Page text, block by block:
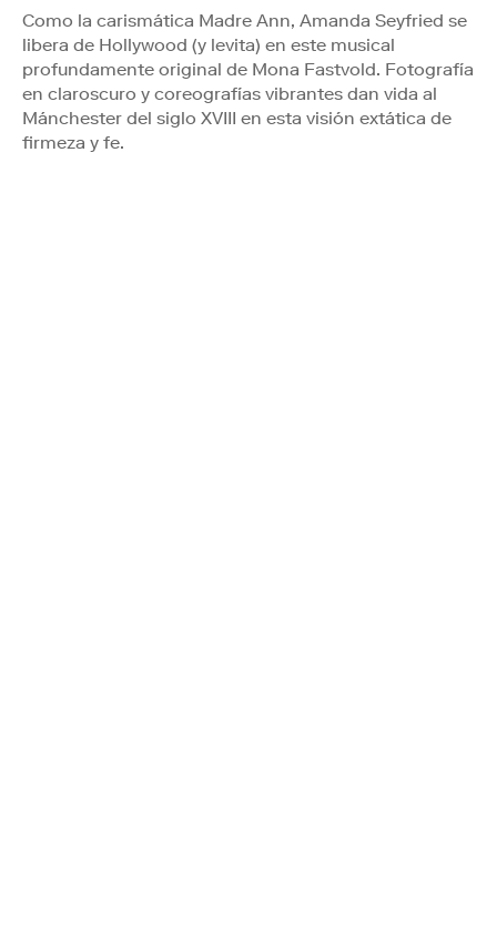
Como la carismática Madre Ann, Amanda Seyfried se
libera de Hollywood (y levita) en este musical
profundamente original de Mona Fastvold. Fotografía
en claroscuro y coreografías vibrantes dan vida al
Mánchester del siglo XVIII en esta visión extática de
firmeza y fe.